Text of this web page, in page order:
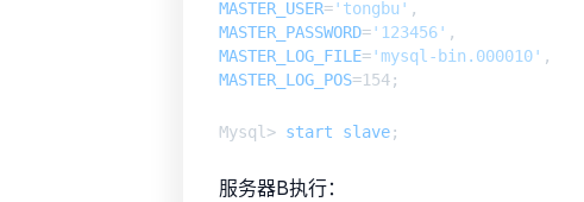
MASTER_USER='tongbu'
MASTER_PASSWORD='123456'
MASTER_LOG_FILE='mysql-bin.000010'
MASTER_LOG_POS
Mysql> start slave
服务器B执行：